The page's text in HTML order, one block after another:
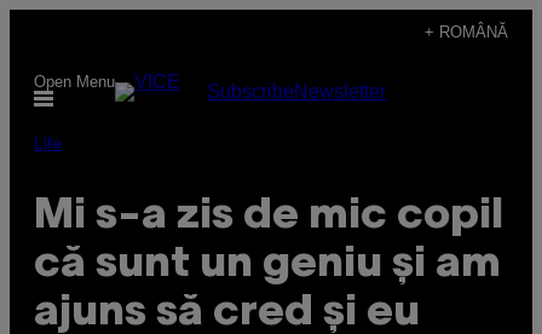
content
+ ROMÂNĂ
Open Menu SubscribeNewsletter
Life
Mi s-a zis de mic copil
că sunt un geniu și am
ajuns să cred și eu